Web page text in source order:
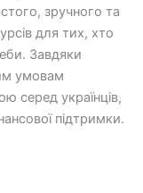
зручного та
для тих, хто
Завдяки
умовам
серед українців,
підтримки.